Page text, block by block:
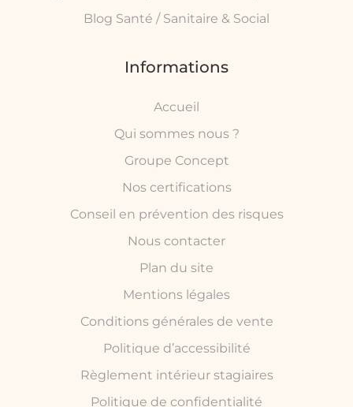
Blog Santé / Sanitaire & Social
Informations
Accueil
Qui sommes nous ?
Groupe Concept
Nos certifications
Conseil en prévention des risques
Nous contacter
Plan du site
Mentions légales
Conditions générales de vente
Politique d’accessibilité
Règlement intérieur stagiaires
Politique de confidentialité